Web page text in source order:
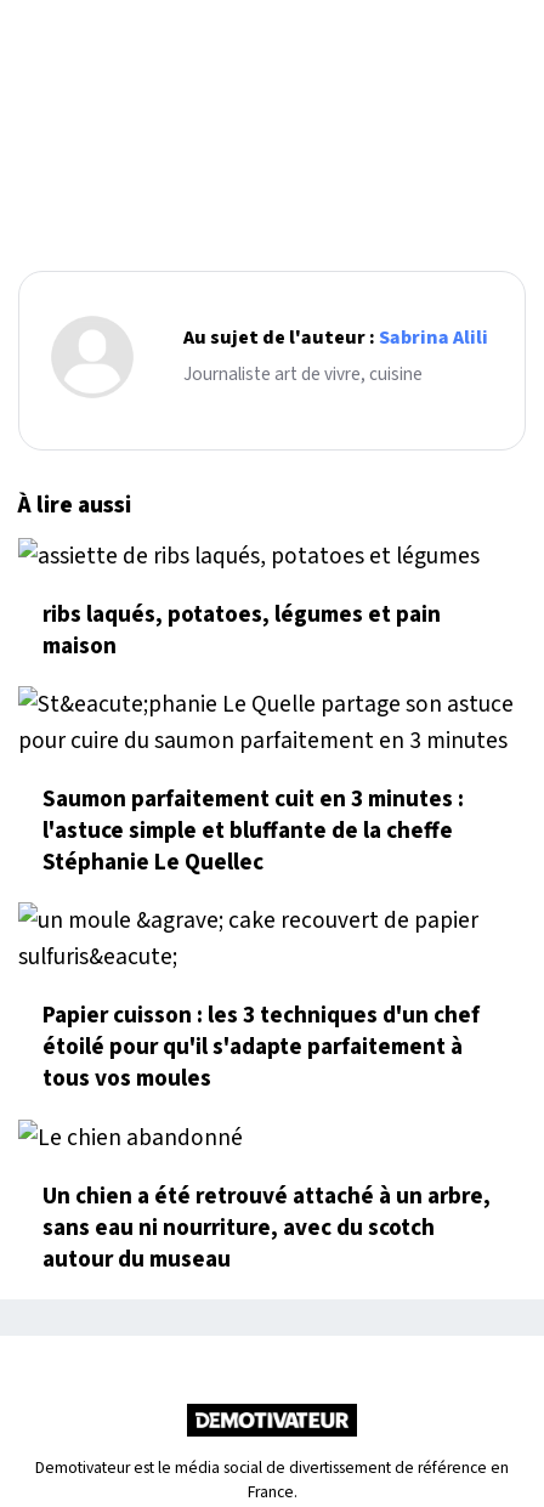
Au sujet de l'auteur :Sabrina Alili
Journaliste art de vivre, cuisine
À lire aussi
ribs laqués, potatoes, légumes et pain
maison
Saumon parfaitement cuit en 3 minutes :
l'astuce simple et bluffante de la cheffe
Stéphanie Le Quellec
Papier cuisson : les 3 techniques d'un chef
étoilé pour qu'il s'adapte parfaitement à
tous vos moules
Un chien a été retrouvé attaché à un arbre,
sans eau ni nourriture, avec du scotch
autour du museau
Demotivateur est le média social de divertissement de référence en
France.